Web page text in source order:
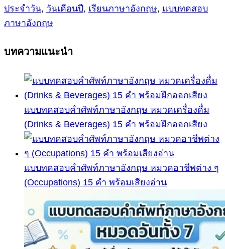
ประจำวัน, วันเดือนปี, เรียนภาษาอังกฤษ, แบบทดสอบ
ภาษาอังกฤษ
บทความแนะนำ
แบบทดสอบคำศัพท์ภาษาอังกฤษ หมวดเครื่องดื่ม
(Drinks & Beverages) 15 คำ พร้อมฝึกออกเสียง
แบบทดสอบคำศัพท์ภาษาอังกฤษ หมวดอาชีพต่าง ๆ
(Occupations) 15 คำ พร้อมเสียงอ่าน